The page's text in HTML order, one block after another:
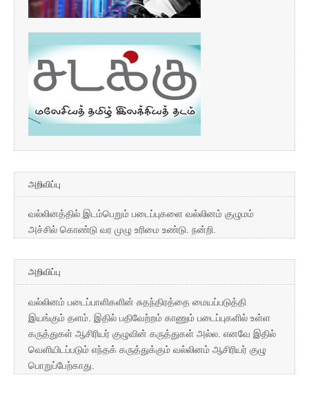
அறிவிப்பு
வல்லினத்தில் இடம்பெறும் படைப்புகளை வல்லினம் குழுமம்
அச்சில் கொண்டு வர முழு உரிமை உண்டு. நன்றி.
அறிவிப்பு
வல்லினம் படைப்பாளிகளின் சுதந்திரத்தை மையப்படுத்தி
இயங்கும் தளம். இதில் பதிவேற்றம் காணும் படைப்புகளில் உள்ள
கருத்துகள் ஆசிரியர் குழுவின் கருத்துகள் அல்ல. எனவே இதில்
வெளியிடப்படும் எந்தக் கருத்துக்கும் வல்லினம் ஆசிரியர் குழு
பொறுப்பேற்காது.